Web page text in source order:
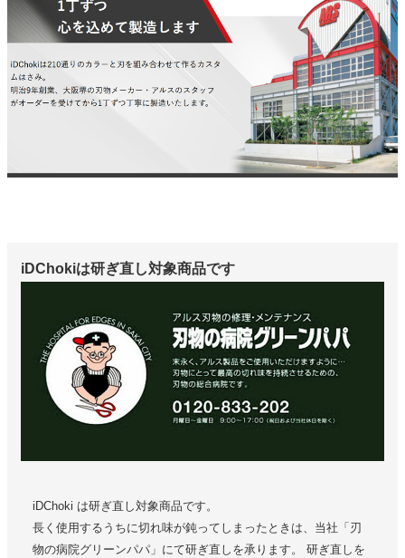
iDChokiは研ぎ直し対象商品です
iDChoki は研ぎ直し対象商品です。
長く使用するうちに切れ味が鈍ってしまったときは、当社「刃
物の病院グリーンパパ」にて研ぎ直しを承ります。 研ぎ直しを